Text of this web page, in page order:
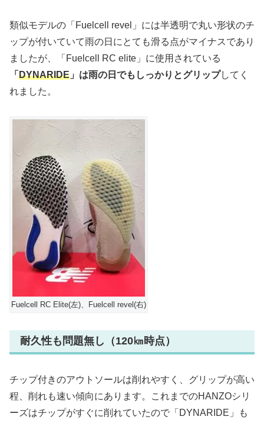
類似モデルの「Fuelcell revel」には半透明で丸い形状のチ
ップが付いていて雨の日にとても滑る点がマイナスであり
ましたが、「Fuelcell RC elite」に使用されている
「 DYNARIDE 」は雨の日でもしっかりとグリップしてく
れました。
Fuelcell RC Elite(左)、Fuelcell revel(右)
耐久性も問題無し（120㎞時点）
チップ付きのアウトソールは削れやすく、グリップが高い
程、削れも速い傾向にあります。これまでのHANZOシリ
ーズはチップがすぐに削れていたので「DYNARIDE」も